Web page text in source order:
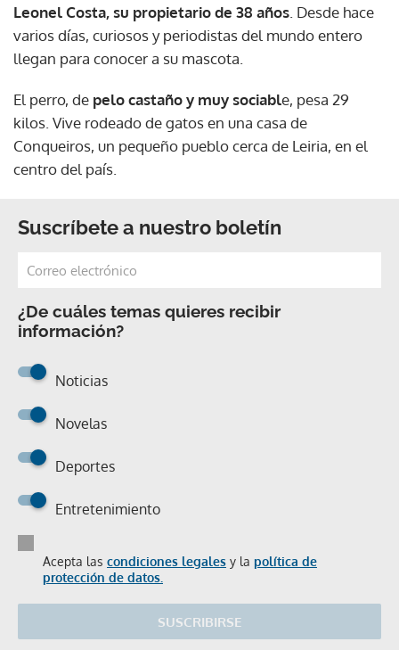
Leonel Costa, su propietario de 38 años. Desde hace
varios días, curiosos y periodistas del mundo entero
llegan para conocer a su mascota.
El perro, de pelo castaño y muy sociable, pesa 29
kilos. Vive rodeado de gatos en una casa de
Conqueiros, un pequeño pueblo cerca de Leiria, en el
centro del país.
Suscríbete a nuestro boletín
¿De cuáles temas quieres recibir
información?
Noticias
Novelas
Deportes
Entretenimiento
Acepta las condiciones legales y la política de
protección de datos.
SUSCRIBIRSE